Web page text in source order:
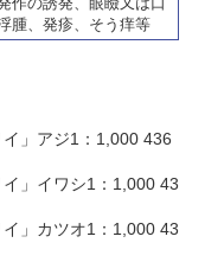
腫、発疹、そう痒等
」アジ1：1,000 436
」イワシ1：1,000 43
」カツオ1：1,000 43